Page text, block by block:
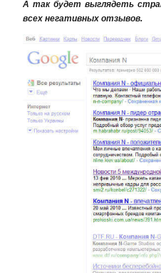
А так будет выглядеть
всех негативных отзывов.